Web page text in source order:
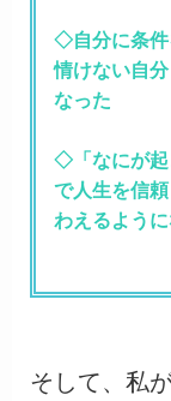
◇自分に条件
情けない自分
なった
◇ 「なにが
で人生を信頼
わえるよう
そして、私